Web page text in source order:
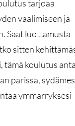
tarjoaa
vaalimiseen ja
Saat luottamusta
sitten
tämä koulutus
parissa,
ymmärryksesi